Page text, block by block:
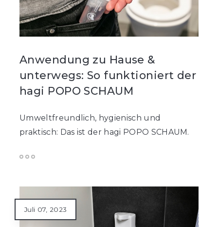
Anwendung zu Hause &
unterwegs: So funktioniert der
hagi POPO SCHAUM
Umweltfreundlich, hygienisch und
praktisch: Das ist der hagi POPO SCHAUM.
Juli 07, 2023